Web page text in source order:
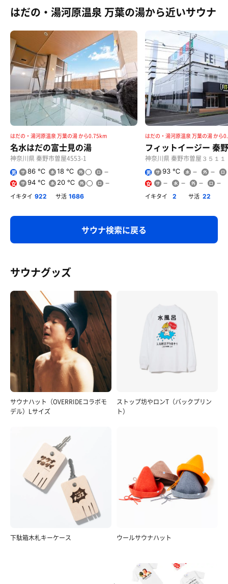
特うな重
はだの・湯河原温泉 万葉の湯から近いサウナ
はだの・湯河原温泉 万葉の湯 から0.75km
名水はだの富士見の湯
神奈川県 秦野市曽屋4553-1
男 86 ℃ 18 ℃
女 94 ℃ 20 ℃
イキタイ 922 サ活 1686
はだの・湯河原温泉 万葉の湯 から
フィットイージー 秦
神奈川県 秦野市曽屋３５１１
男 93 ℃
女
イキタイ 2 サ活 22
サウナ検索に戻る
サウナグッズ
サウナハット（OVERRIDEコラボモ
デル）Lサイズ
ストップ坊やロンT（バックプリン
ト）
下駄箱木札キーケース ウールサウナハット